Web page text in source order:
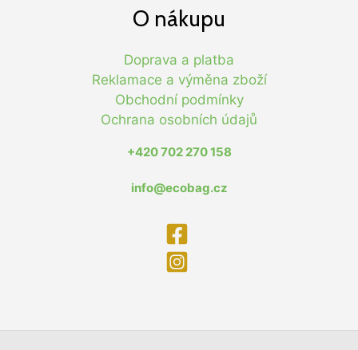
O nákupu
Doprava a platba
Reklamace a výměna zboží
Obchodní podmínky
Ochrana osobních údajů
+420 702 270 158
info@ecobag.cz